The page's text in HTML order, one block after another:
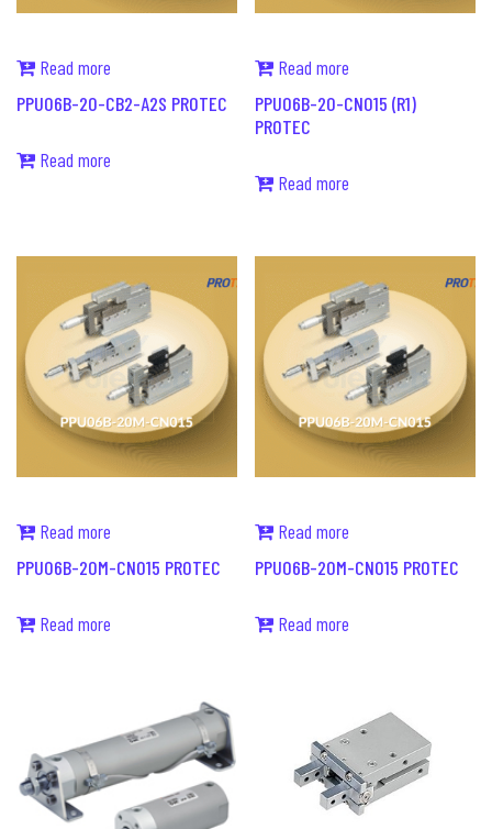
Read more
PPU06B-20-CB2-A2S PROTEC
Read more
Read more
PPU06B-20-CN015 (R1)
PROTEC
Read more
Read more
PPU06B-20M-CN015 PROTEC
Read more
Read more
PPU06B-20M-CN015 PROTEC
Read more